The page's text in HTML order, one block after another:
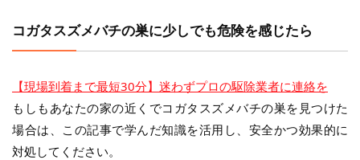
コガタスズメバチの巣に少しでも危険を感じたら
【現場到着まで最短30分】迷わずプロの駆除業者に連絡を
もしもあなたの家の近くでコガタスズメバチの巣を見つけた
場合は、この記事で学んだ知識を活用し、安全かつ効果的に
対処してください。